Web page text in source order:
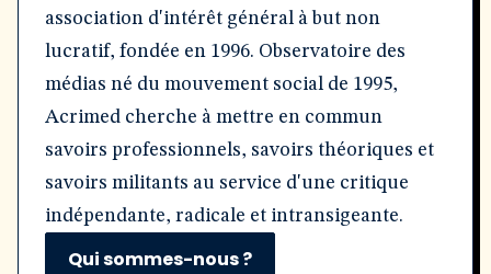
association d'intérêt général à but non
lucratif, fondée en 1996. Observatoire des
médias né du mouvement social de 1995,
Acrimed cherche à mettre en commun
savoirs professionnels, savoirs théoriques et
savoirs militants au service d'une critique
indépendante, radicale et intransigeante.
Qui sommes-nous ?